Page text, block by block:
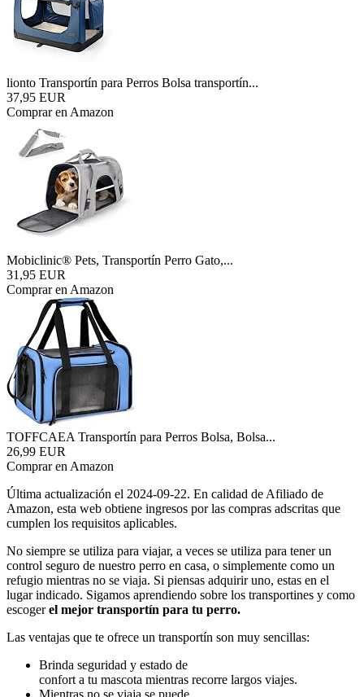
lionto Transportín para Perros Bolsa transportín...
37,95 EUR
Comprar en Amazon
Mobiclinic® Pets, Transportín Perro Gato,...
31,95 EUR
Comprar en Amazon
TOFFCAEA Transportín para Perros Bolsa, Bolsa...
26,99 EUR
Comprar en Amazon
Última actualización el 2024-09-22. En calidad de Afiliado de
Amazon, esta web obtiene ingresos por las compras adscritas que
cumplen los requisitos aplicables.
No siempre se utiliza para viajar, a veces se utiliza para tener un
control seguro de nuestro perro en casa, o simplemente como un
refugio mientras no se viaja. Si piensas adquirir uno, estas en el
lugar indicado. Sigamos aprendiendo sobre los transportines y como
escogerel mejor transportín para tu perro.
Las ventajas que te ofrece un transportín son muy sencillas:
Brinda seguridad y estado de
confort a tu mascota mientras recorre largos viajes.
Mientras no se viaja se puede